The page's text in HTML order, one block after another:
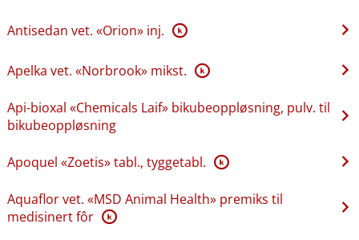
Antisedan vet. «Orion» inj. K
Apelka vet. «Norbrook» mikst. K
Api-bioxal «Chemicals Laif» bikubeoppløsning, pulv. til
bikubeoppløsning
Apoquel «Zoetis» tabl., tyggetabl. K
Aquaflor vet. «MSD Animal Health» premiks til
medisinert fôr K